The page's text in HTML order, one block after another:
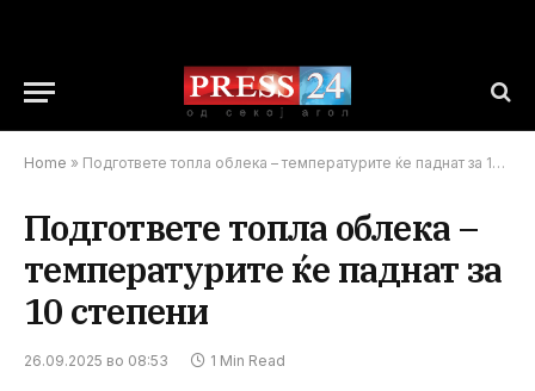
Home » Подгответе топла облека – температурите ќе паднат за 10 степени
Подгответе топла облека –
температурите ќе паднат за
10 степени
26.09.2025 во 08:53 1 Min Read